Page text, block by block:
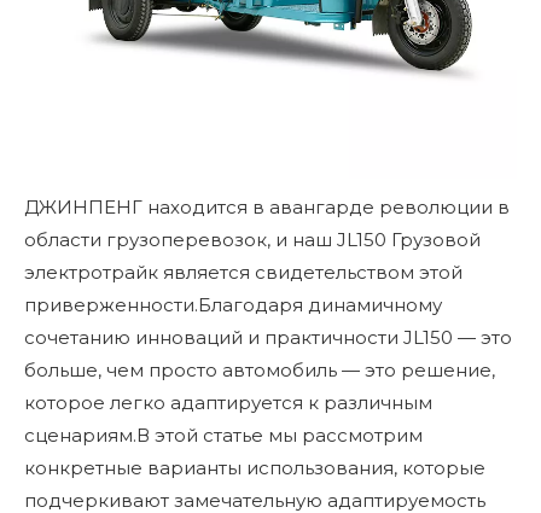
ДЖИНПЕНГ находится в авангарде революции в
области грузоперевозок, и наш JL150 Грузовой
электротрайк является свидетельством этой
приверженности.Благодаря динамичному
сочетанию инноваций и практичности JL150 — это
больше, чем просто автомобиль — это решение,
которое легко адаптируется к различным
сценариям.В этой статье мы рассмотрим
конкретные варианты использования, которые
подчеркивают замечательную адаптируемость